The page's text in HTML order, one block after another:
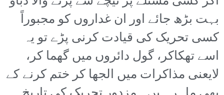
بہت بڑھ جائے اور ان غداروں کو مجبوراً
کسی تحریک کی قیادت کرنی پڑے تو یہ
اسے تھکاکر، گول دائروں میں گھما کر،
لایعنی مذاکرات میں الجھا کر ختم کرنے کے